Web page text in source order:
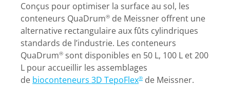
Conçus pour optimiser la surface au sol, les
conteneurs QuaDrum® de Meissner offrent une
alternative rectangulaire aux fûts cylindriques
standards de l’industrie. Les conteneurs
QuaDrum® sont disponibles en 50 L, 100 L et 200
L pour accueillir les assemblages
de bioconteneurs 3D TepoFlex® de Meissner.